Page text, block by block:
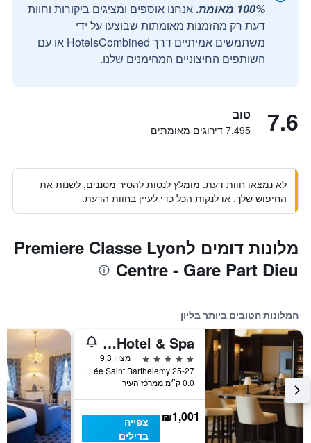
100% מאומת.
אנחנו אוספים ומציגים ביקורות וחוות
דעת רק מהזמנות מאומתות שבוצעו על ידי
משתמשים אמיתיים דרך HotelsCombined או עם
השותפים החיצוניים המהימנים שלנו.
7.6 טוב
7,495 דירוגים מאומתים
לא נמצאו חוות דעת. מומלץ לנסות להסיר מסננים, לשנות את
החיפוש שלך, או לנקות הכל כדי לעיין בחוות הדעת.
מלונות דומים לPremiere Classe Lyon
Centre - Gare Part Dieu
המלונות הטובים ביותר בליון
Villa Florentine, A Beauvallon Hotel & Spa
5 כוכבים
מצוין 9.3
25-27 Montée Saint Barthelemy, ליון, Lyon Metropolis, צרפת
0.0 ק״מ ממרכז העיר
₪1,001
צפייה
בדילים